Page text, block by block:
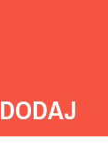
DODAJ